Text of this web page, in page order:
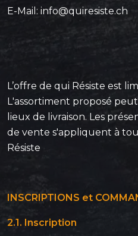
E-Mail: info@quiresiste.ch
L’offre de qui Résiste est
L'assortiment proposé
lieux de livraison. Les
de vente s'appliquent à
Résiste
INSCRIPTIONS et
2.1. Inscription